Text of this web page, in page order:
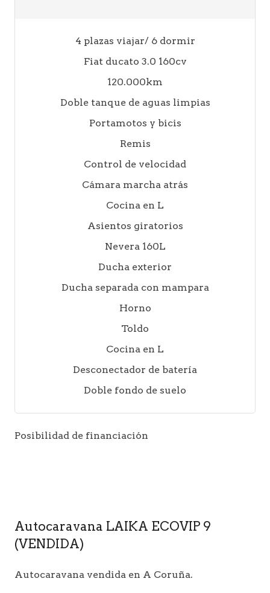
4 plazas viajar/ 6 dormir
Fiat ducato 3.0 160cv
120.000km
Doble tanque de aguas limpias
Portamotos y bicis
Remis
Control de velocidad
Cámara marcha atrás
Cocina en L
Asientos giratorios
Nevera 160L
Ducha exterior
Ducha separada con mampara
Horno
Toldo
Cocina en L
Desconectador de batería
Doble fondo de suelo
Posibilidad de financiación
Autocaravana LAIKA ECOVIP 9
(VENDIDA)
Autocaravana vendida en A Coruña.